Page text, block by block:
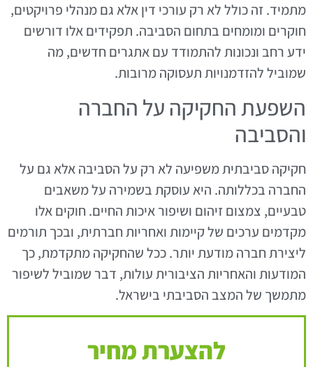
מתמיד. זה כולל לא רק עורכי דין אלא גם מנהלי פרויקטים,
חוקרים ומומחים בתחום הסביבה. תפקידים אלו דורשים
ידע רחב ונכונות להתמודד עם אתגרים חדשים, מה
שמוביל להזדמנויות תעסוקה מרובות.
השפעת החקיקה על החברה
והסביבה
חקיקה סביבתית משפיעה לא רק על הסביבה אלא גם על
החברה בכללותה. היא עוסקת בשמירה על משאבים
טבעיים, צמצום זיהום ושיפור איכות החיים. חוקים אלו
מקדמים ערכים של קיימות ואחריות חברתית, ובכך תורמים
ליצירת חברה מודעת יותר. ככל שהחקיקה מתקדמת, כך
המודעות והאחריות הציבורית עולות, דבר שמוביל לשיפור
מתמשך של המצב הסביבתי בישראל.
להצערת מחיר